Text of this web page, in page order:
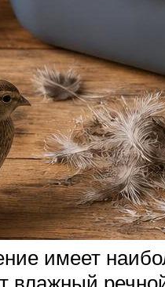
имеет